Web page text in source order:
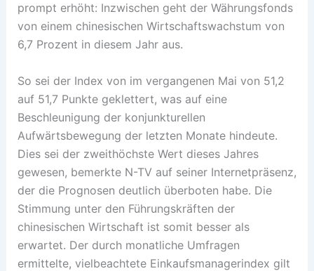
prompt erhöht: Inzwischen geht der Währungsfonds
von einem chinesischen Wirtschaftswachstum von
6,7 Prozent in diesem Jahr aus.
So sei der Index von im vergangenen Mai von 51,2
auf 51,7 Punkte geklettert, was auf eine
Beschleunigung der konjunkturellen
Aufwärtsbewegung der letzten Monate hindeute.
Dies sei der zweithöchste Wert dieses Jahres
gewesen, bemerkte N-TV auf seiner Internetpräsenz,
der die Prognosen deutlich überboten habe. Die
Stimmung unter den Führungskräften der
chinesischen Wirtschaft ist somit besser als
erwartet. Der durch monatliche Umfragen
ermittelte, vielbeachtete Einkaufsmanagerindex gilt